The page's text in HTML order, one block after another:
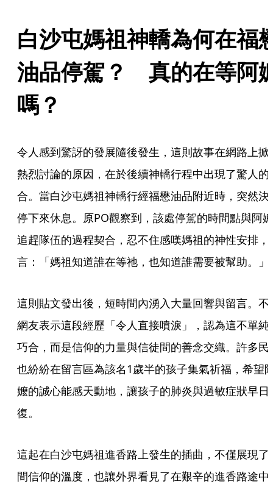
白沙屯媽祖神轎為何在福
油品停駕？　真的在等阿
嗎？
令人感到驚訝的發展隨後發生，這則故事在網路上掀
熱烈討論的原因，在於後續神轎行程中出現了驚人的
合。當白沙屯媽祖神轎行經福懋油品附近時，突然決
停下來休息。原PO觀察到，該處停駕的時間點與阿嬤
追趕隊伍的過程契合，忍不住感嘆媽祖的神性安排，
言：「媽祖知道誰在等祂，也知道誰需要被幫助。」
這則貼文發出後，短時間內湧入大量回響與留言。不
網友表示這段經歷「令人直接噴淚」，認為這不單純
巧合，而是信仰的力量與信徒間的善念交織。許多民
也紛紛在留言區為該名1歲半的孩子集氣祈福，希望
嬤的誠心能感天動地，讓孩子的肺炎與過敏症狀早日
復。
這起在白沙屯媽祖進香路上發生的插曲，不僅展現了
間信仰的溫度，也讓外界看見了在艱辛的進香路途中